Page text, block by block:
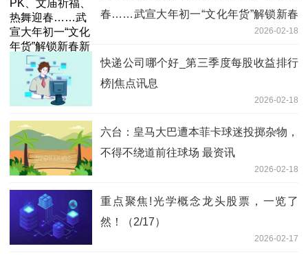
春……武宣大年初一“文化年货”解锁新春
2026-02-18
快递公司哪个好_第三季度每股收益排行
榜|焦点讯息
2026-02-18
六台：皇马大巴遭本菲卡球迷投掷杂物，
不得不绕道前往球场 最资讯
2026-02-18
重点聚焦!光学概念龙头股票，一览了
然！（2/17）
2026-02-17